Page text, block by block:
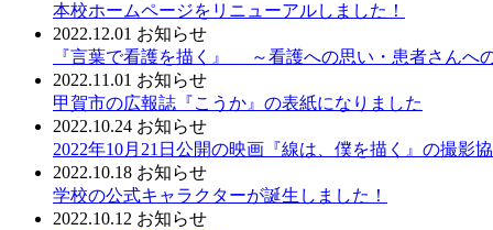
本校ホームページをリニューアルしました！
2022.12.01 お知らせ
『言葉で看護を描く』 ～看護への思い・患者さんへ
2022.11.01 お知らせ
甲賀市の広報誌『こうか』の表紙になりました
2022.10.24 お知らせ
2022年10月21日公開の映画『線は、僕を描く』の撮影
2022.10.18 お知らせ
学校の公式キャラクターが誕生しました！
2022.10.12 お知らせ